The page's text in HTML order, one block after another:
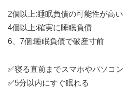
2個以上:睡眠負債の可能性が高い
4個以上:確実に睡眠負債
6、7個:睡眠負債で破産寸前
✅寝る直前までスマホやパソコ
✅5分以内にすぐ眠れる